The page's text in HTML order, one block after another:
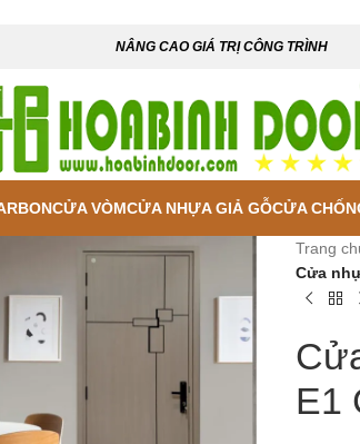
NÂNG CAO GIÁ TRỊ CÔNG TRÌNH
CỬA VÒMCỬA NHỰA GIẢ GỖCỬA
Trang
Cửa
E1